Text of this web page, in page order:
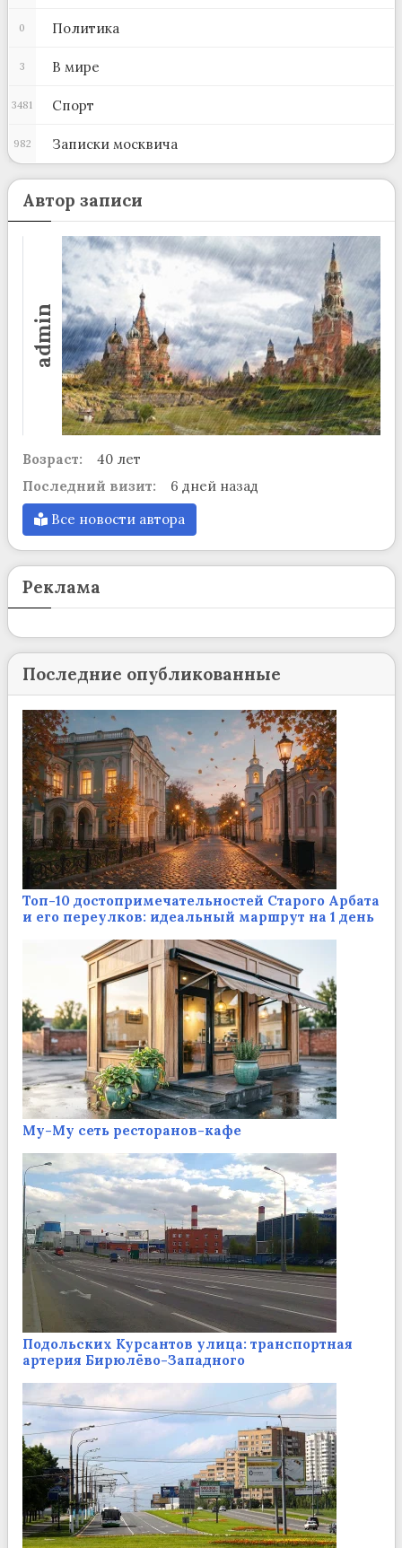
Политика
0
В мире
3
Спорт
3481
Записки москвича
982
Автор записи
admin
Возраст:
40 лет
Последний визит:
6 дней назад
Все новости автора
Реклама
Последние опубликованные
Топ-10 достопримечательностей Старого Арбата
и его переулков: идеальный маршрут на 1 день
Му-Му сеть ресторанов-кафе
Подольских Курсантов улица: транспортная
артерия Бирюлёво-Западного